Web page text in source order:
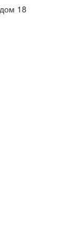
18